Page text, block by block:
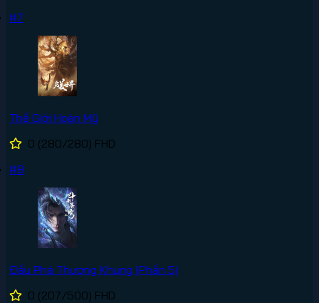
#7
Thế Giới Hoàn Mỹ
0 (280/280) FHD
#8
Đấu Phá Thương Khung (Phần 5)
0 (207/500) FHD